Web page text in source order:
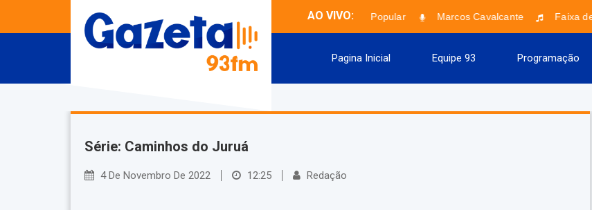
AO VIVO:
Paradão Popular Marcos Cavalcante Faixa
Pagina Inicial Equipe 93 Programação
Série: Caminhos do Juruá
4 De Novembro De 2022 12:25 Redação